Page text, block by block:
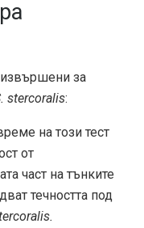
извършени за
stercoralis:
на този тест
от
част на тънките
течността под